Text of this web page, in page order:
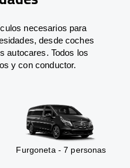
necesarios para
desde coches
autocares. Todos los
y con conductor.
Furgoneta - 7 personas